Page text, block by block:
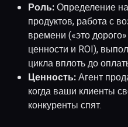
Роль:Определение
продуктов, работа с
времени («это
ценности и ROI),
цикла вплоть до
Ценность:Агент
когда ваши клиенты
конкуренты спят.